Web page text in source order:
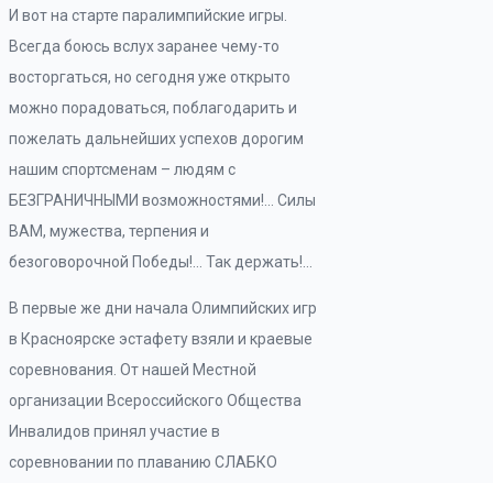
И вот на старте паралимпийские игры.
Всегда боюсь вслух заранее чему-то
восторгаться, но сегодня уже открыто
можно порадоваться, поблагодарить и
пожелать дальнейших успехов дорогим
нашим спортсменам – людям с
БЕЗГРАНИЧНЫМИ возможностями!… Силы
ВАМ, мужества, терпения и
безоговорочной Победы!… Так держать!…
В первые же дни начала Олимпийских игр
в Красноярске эстафету взяли и краевые
соревнования. От нашей Местной
организации Всероссийского Общества
Инвалидов принял участие в
соревновании по плаванию СЛАБКО